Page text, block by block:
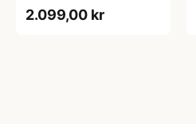
2.099,00 kr